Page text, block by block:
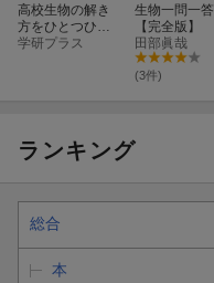
高校生物の解き
方をひとつひと
つわかりやす
学研プラス
生物一問一答
【完全版】
田部眞哉
(3件)
ランキング
総合
本